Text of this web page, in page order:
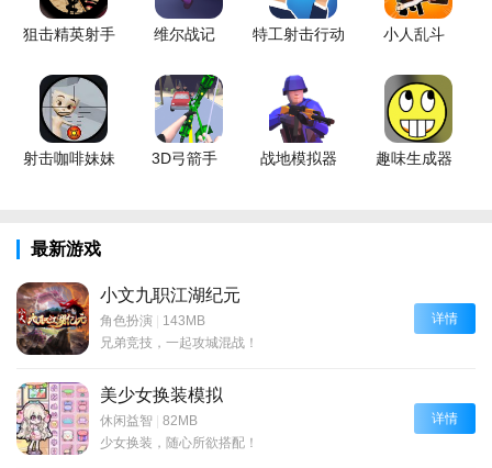
狙击精英射手 维尔战记 特工射击行动 小人乱斗
射击咖啡妹妹 3D弓箭手 战地模拟器 趣味生成器
最新游戏
小文九职江湖纪元
角色扮演 | 143MB
兄弟竞技，一起攻城混战！
详情
美少女换装模拟
休闲益智 | 82MB
少女换装，随心所欲搭配！
详情